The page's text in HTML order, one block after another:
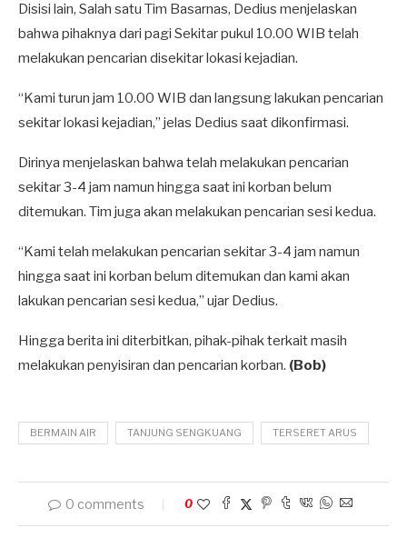
Disisi lain, Salah satu Tim Basarnas, Dedius menjelaskan
bahwa pihaknya dari pagi Sekitar pukul 10.00 WIB telah
melakukan pencarian disekitar lokasi kejadian.
“Kami turun jam 10.00 WIB dan langsung lakukan pencarian
sekitar lokasi kejadian,” jelas Dedius saat dikonfirmasi.
Dirinya menjelaskan bahwa telah melakukan pencarian
sekitar 3-4 jam namun hingga saat ini korban belum
ditemukan. Tim juga akan melakukan pencarian sesi kedua.
“Kami telah melakukan pencarian sekitar 3-4 jam namun
hingga saat ini korban belum ditemukan dan kami akan
lakukan pencarian sesi kedua,” ujar Dedius.
Hingga berita ini diterbitkan, pihak-pihak terkait masih
melakukan penyisiran dan pencarian korban. (Bob)
BERMAIN AIR TANJUNG SENGKUANG TERSERET ARUS
0 comments 0